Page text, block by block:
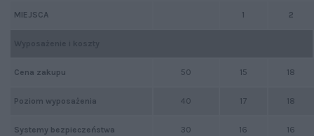
1 2
50 15 18
40 17 18
30 16 16
MIEJSCA
Cena zakupu
Poziom wyposażenia
Systemy bezpieczeństwa